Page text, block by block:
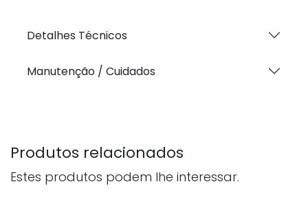
Detalhes Técnicos
Manutenção / Cuidados
Produtos relacionados
Estes produtos podem lhe interessar.